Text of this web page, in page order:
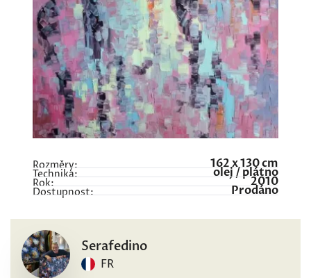
Rozměry: 162 x 130 cm
Technika: olej / plátno
Rok: 2010
Dostupnost: Prodáno
Serafedino
FR